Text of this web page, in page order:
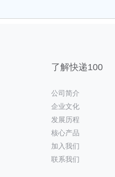
了解快递100
公司简介
企业文化
发展历程
核心产品
加入我们
联系我们